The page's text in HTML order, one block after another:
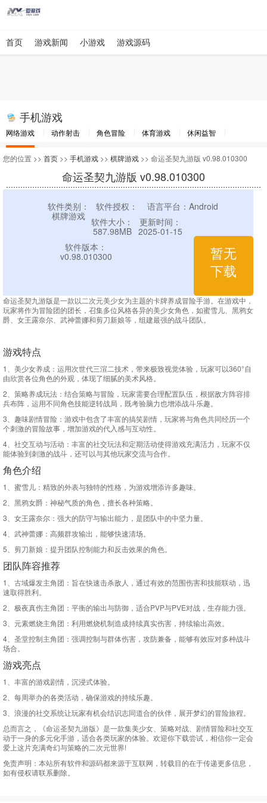
首页 游戏新闻 小游戏 游戏源码
手机游戏
网络游戏 动作射击 角色冒险 体育游戏
休闲益智
棋牌游戏
您的位置 >> 首页 >> 手机游戏 >> 棋牌游戏 >> 命运圣契九游版 v0.98.010300
命运圣契九游版 v0.98.010300
软件类别：
棋牌游戏
软件授权：
语言平台：Android
软件大小：
587.98MB
更新时间：
2025-01-15
软件版本：
v0.98.010300
暂无
下载
命运圣契九游版是一款以二次元美少女为主题的卡牌养成冒险手游。在游戏中，
玩家将作为冒险团的团长，召集多位风格各异的美少女角色，如蜜雪儿、黑鸦女
爵、女王露奈尔、武神蕾娜和剪刀新娘等，组建最强的战斗团队。
游戏特点
1、美少女养成：运用次世代三渲二技术，带来极致视觉体验，玩家可以360°自
由欣赏各位角色的外观，体现了细腻的美术风格。
2、策略养成玩法：结合策略与冒险，玩家需要合理配置队伍，根据敌方阵容排
兵布阵，运用不同角色技能逆转战局，既考验脑力也增添战斗乐趣。
3、趣味剧情冒险：游戏中包含了丰富的搞笑剧情，玩家将与角色共同经历一个
个刺激的冒险故事，增加游戏的代入感与互动性。
4、社交互动与活动：丰富的社交玩法和定期活动使得游戏充满活力，玩家不仅
能体验到刺激的战斗，还可以与其他玩家交流与合作。
角色介绍
1、蜜雪儿：精致的外表与独特的性格，为游戏增添许多趣味。
2、黑鸦女爵：神秘气质的角色，擅长各种策略。
3、女王露奈尔：强大的防守与输出能力，是团队中的中坚力量。
4、武神蕾娜：高频群攻输出，能够快速清场。
5、剪刀新娘：提升团队控制能力和反击效果的角色。
团队阵容推荐
1、古域爆发主角团：旨在快速击杀敌人，通过有效的范围伤害和技能联动，迅
速取得胜利。
2、极夜真伤主角团：平衡的输出与防御，适合PVP与PVE对战，生存能力强。
3、元素燃烧主角团：利用燃烧机制造成持续真实伤害，持续输出高效。
4、圣堂控制主角团：强调控制与群体伤害，攻防兼备，能够有效应对多种战斗
场合。
游戏亮点
1、丰富的游戏剧情，沉浸式体验。
2、每周举办的各类活动，确保游戏的持续乐趣。
3、浪漫的社交系统让玩家有机会结识志同道合的伙伴，展开梦幻的冒险旅程。
总而言之，《命运圣契九游版》是一款集美少女、策略对战、剧情冒险和社交互
动于一身的多元化手游，适合各类玩家的体验。欢迎你下载尝试，相信你一定会
爱上这片充满奇幻与策略的二次元世界!
免责声明： 本站所有软件和源码都来源于互联网，转载目的在于传递更多信息，
如有侵权请联系删除。